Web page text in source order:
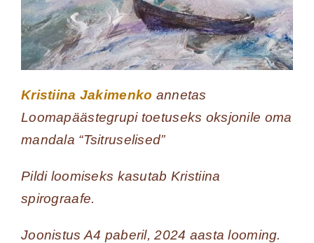
Kristiina Jakimenko annetas
Loomapäästegrupi toetuseks oksjonile oma
mandala “Tsitruselised”
Pildi loomiseks kasutab Kristiina
spirograafe.
Joonistus A4 paberil, 2024 aasta looming.